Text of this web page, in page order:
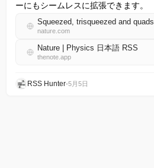
ーにもシームレスに拡張できます。
nature.com
Nature | Physics 日本語 RSS
thenote.app
RSS Hunter•5月5日